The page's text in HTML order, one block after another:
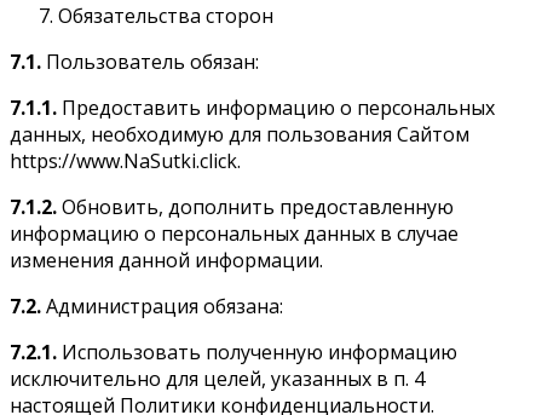
Обязательства сторон
7.1. Пользователь обязан:
7.1.1. Предоставить информацию о персональных
данных, необходимую для пользования Сайтом
https://www.NaSutki.click.
7.1.2.Обновить, дополнить предоставленную
информацию о персональных данных в случае
изменения данной информации.
7.2.Администрация обязана:
7.2.1. Использовать полученную информацию
исключительно для целей, указанных в п. 4
настоящей Политики конфиденциальности.